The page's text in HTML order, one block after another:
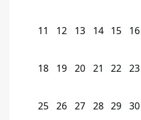
11 12 13 14 15 16
18 19 20 21 22 23
25 26 27 28 29 30